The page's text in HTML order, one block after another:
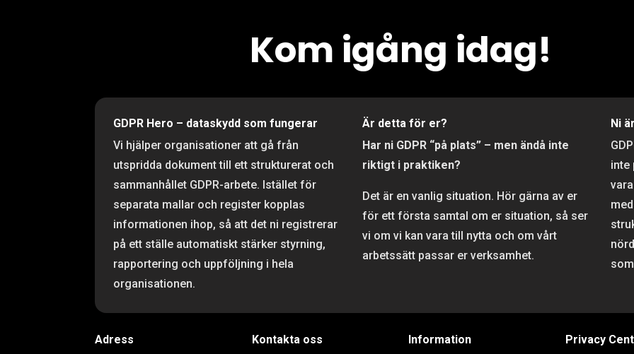
Kom igång idag!
GDPR Hero – dataskydd som fungerar
Vi hjälper organisationer att gå från
utspridda dokument till ett strukturerat och
sammanhållet GDPR-arbete. Istället för
separata mallar och register kopplas
informationen ihop, så att det ni registrerar
på ett ställe automatiskt stärker styrning,
rapportering och uppföljning i hela
organisationen.
Är detta för er?
Har ni GDPR “på plats” – men ändå inte
riktigt i praktiken?
Det är en vanlig situation. Hör gärna av er
för ett första samtal om er situation, så ser
vi om vi kan vara till nytta och om vårt
arbetssätt passar er verksamhet.
Ni
inte
Adress Kontakta oss Information Privacy